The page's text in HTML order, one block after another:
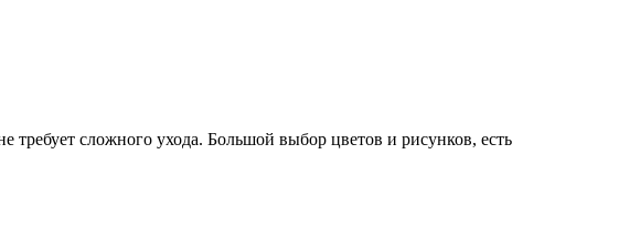
сложного ухода. Большой выбор цветов и рисунков, есть